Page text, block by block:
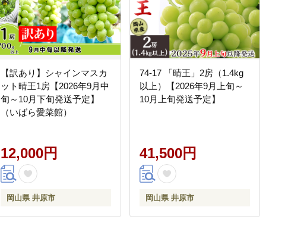
【訳あり】シャインマスカ
ット晴王1房【2026年9月中
旬～10月下旬発送予定】
（いばら愛菜館）
12,000円
岡山県 井原市
74-17 「晴王」2房（1.4kg
以上）【2026年9月上旬～
10月上旬発送予定】
41,500円
岡山県 井原市